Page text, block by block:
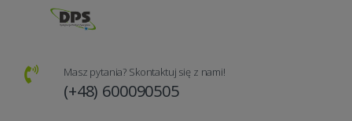
Masz pytania? Skontaktuj się z nami!
(+48) 600090505